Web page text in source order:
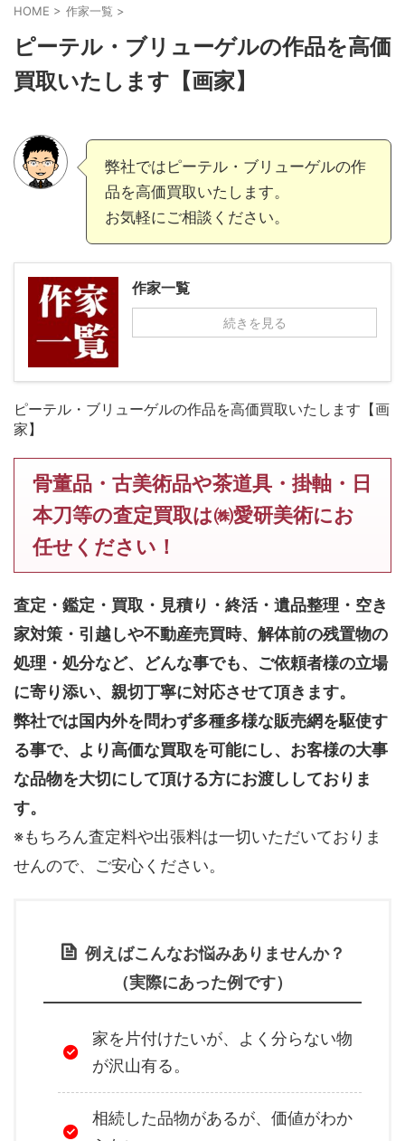
HOME > 作家一覧 >
ピーテル・ブリューゲルの作品を高価
買取いたします【画家】
弊社ではピーテル・ブリューゲルの作
品を高価買取いたします。
お気軽にご相談ください。
作家一覧
続きを見る
ピーテル・ブリューゲルの作品を高価買取いたします【画
家】
骨董品・古美術品や茶道具・掛軸・日
本刀等の査定買取は㈱愛研美術にお
任せください！
査定・鑑定・買取・見積り・終活・遺品整理・空き
家対策・引越しや不動産売買時、解体前の残置物の
処理・処分など、どんな事でも、 ご依頼者様の立場
に寄り添い、親切丁寧に対応させて頂きます。
弊社では国内外を問わず多種多様な販売網を駆使す
る事で、より高価な買取を可能にし、お客様の大事
な品物を大切にして頂ける方にお渡ししておりま
す。
※もちろん査定料や出張料は一切いただいておりま
せんので、ご安心ください。
例えばこんなお悩みありませんか？
（実際にあった例です）
家を片付けたいが、よく分らない物
が沢山有る。
相続した品物があるが、価値がわか